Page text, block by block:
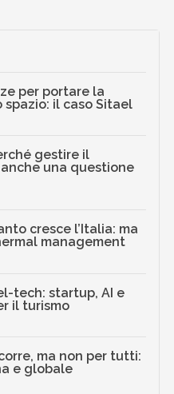
per portare la
spazio: il caso Sitael
gestire il
una questione
cresce l’Italia: ma
management
tech: startup, AI e
il turismo
ma non per tutti:
e globale